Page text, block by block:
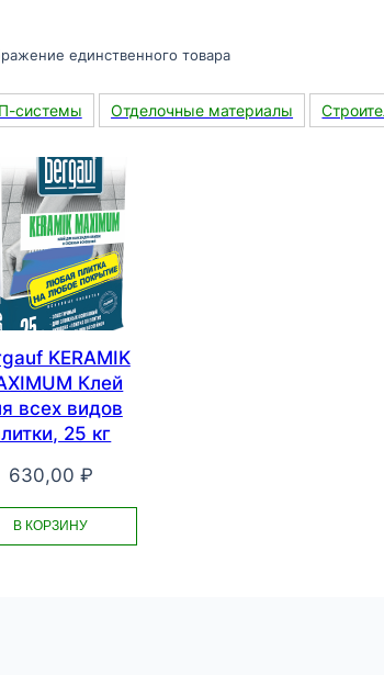
единственного товара
системы Отделочные материалы
KERAMIK
Клей
всех видов
25 кг
630,00 ₽
В КОРЗИНУ